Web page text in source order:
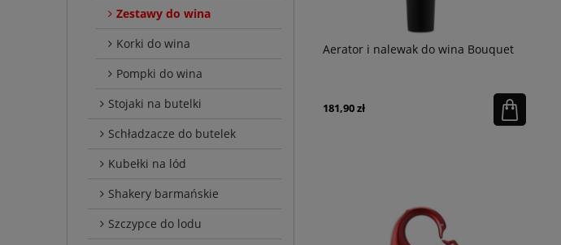
Zestawy do wina
Korki do wina
Pompki do wina
Stojaki na butelki
Schładzacze do butelek
Kubełki na lód
Shakery barmańskie
Szczypce do lodu
Aerator i nalewak do wina Bouquet
181,90 zł